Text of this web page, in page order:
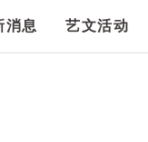
消息 艺文活动